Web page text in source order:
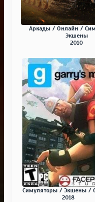
Аркады / Онлайн /
Экшены
2010
Симуляторы / Экшены /
2018